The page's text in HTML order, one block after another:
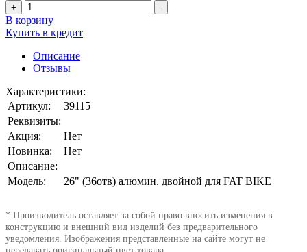
+ -
В корзину
Купить в кредит
Описание
Отзывы
Характеристики:
Артикул:
39115
Реквизиты:
Акция:
Нет
Новинка:
Нет
Описание:
Модель:
26" (36отв) алюмин. двойной для FAT BIKE
* Производитель оставляет за собой право вносить изменения в
конструкцию и внешний вид изделий без предварительного
уведомления. Изображения представленные на сайте могут не
передавать оригинальный цвет товара.